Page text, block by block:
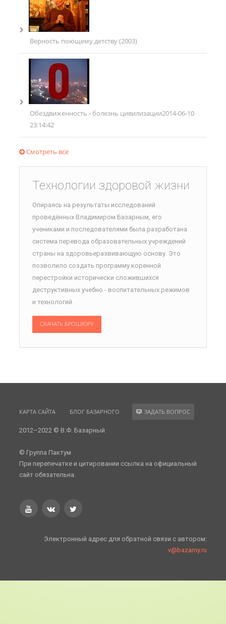
Верность поющему детству (2003)
Обездвиженность - болезнь цивилизации2014-06-10
23:14:42
Смотреть все
Технологии здоровой жизни
Опираясь на результаты исследований
проведённых Владимиром Базарным, его
учениками и последователями была разработана
система перевода образовательных учреждений
страны на здоровьеразвивающую основу. Это
позволило создать программу коренной
перестройки исторически сложившихся
деструктивных учебно - воспитательных режимов
и технологий.
СКАЧАТЬ БРОШЮРУ
КАРТА САЙТА БЛОГ БАЗАРНОГО ЗАДАТЬ ВОПРОС
2012–2022 © В.Ф. Базарный
© Группа Пактум
При перепечатке и цитировании ссылка на официальный
сайт обязательна.
Электронный адрес для обратной связи с автором:
v@bazarny.ru